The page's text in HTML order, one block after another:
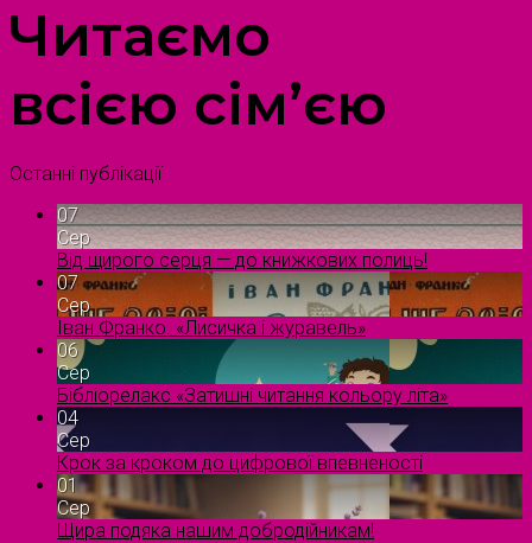
Читаємо
всією сім’єю
Останні публікації
07
Сер
Від щирого серця — до книжкових полиць!
07
Сер
Іван Франко. «Лисичка і журавель»
06
Сер
Бібліорелакс «Затишні читання кольору літа»
04
Сер
Крок за кроком до цифрової впевненості
01
Сер
Щира подяка нашим добродійникам!